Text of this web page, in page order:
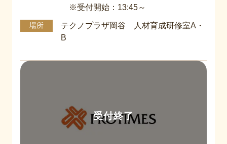
※受付開始：13:45～
場所
テクノプラザ岡谷 人材育成研修室A・
B